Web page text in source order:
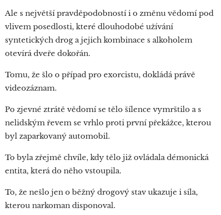
Ale s největší pravděpodobností i o změnu vědomí pod
vlivem posedlosti, které dlouhodobé užívání
syntetických drog a jejich kombinace s alkoholem
otevírá dveře dokořán.
Tomu, že šlo o případ pro exorcistu, dokládá právě
videozáznam.
Po zjevné ztrátě vědomí se tělo šílence vymrštilo a s
nelidským řevem se vrhlo proti první překážce, kterou
byl zaparkovaný automobil.
To byla zřejmě chvíle, kdy tělo již ovládala démonická
entita, která do něho vstoupila.
To, že nešlo jen o běžný drogový stav ukazuje i síla,
kterou narkoman disponoval.